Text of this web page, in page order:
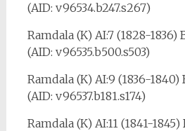
(AID: v96534.b247.s267)
Ramdala (K) AI:7 (1828-1836)
(AID: v96535.b500.s503)
Ramdala (K) AI:9 (1836-1840)
(AID: v96537.b181.s174)
Ramdala (K) AI:11 (1841-